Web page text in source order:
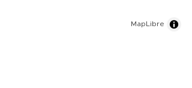
MapLibre